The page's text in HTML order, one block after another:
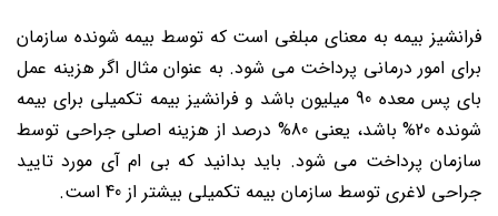
فرانشیز بیمه به معنای مبلغی است که توسط بیمه شونده سازمان
برای امور درمانی پرداخت می شود. به عنوان مثال اگر هزینه عمل
بای پس معده 90 میلیون باشد و فرانشیز بیمه تکمیلی برای بیمه
شونده 20% باشد، یعنی 80% درصد از هزینه اصلی جراحی توسط
سازمان پرداخت می شود. باید بدانید که بی ام آی مورد تایید
جراحی لاغری توسط سازمان بیمه تکمیلی بیشتر از 40 است.